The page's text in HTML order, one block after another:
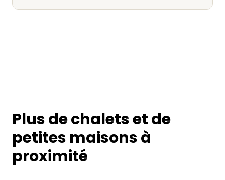
Plus de chalets et de
petites maisons à
proximité